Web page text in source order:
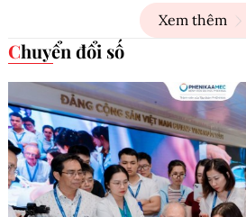
Xem thêm
Chuyển đổi số